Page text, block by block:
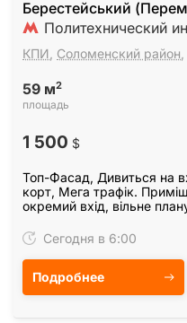
Берестейський
Политехнический
КПИ Соломенский район
59 м2
площадь
1 500 $
Топ-Фасад, Дивиться на
корт, Мега трафік.
окремий вхід, вільне
Сегодня в 6:00
Подробнее